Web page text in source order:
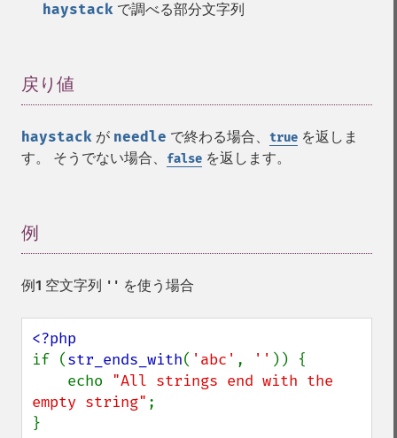
haystack で調べる部分文字列
戻り値
haystack が needle で終わる場合、 true を返しま
す。 そうでない場合、
false を返します。
例
例1 空文字列 '' を使う場合
if (str_ends_with( 'abc' , '' )) {
    echo
"All strings end with the
empty string" ;